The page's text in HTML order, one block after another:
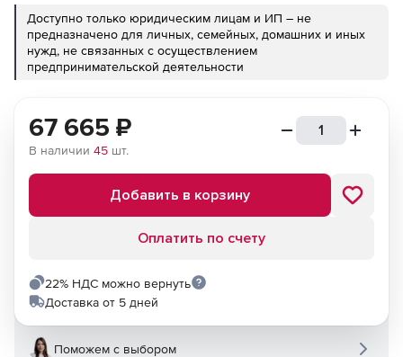
Доступно только юридическим лицам и ИП – не
предназначено для личных, семейных, домашних и иных
нужд, не связанных с осуществлением
предпринимательской деятельности
67 665 ₽
В наличии 45 шт.
Добавить в корзину
Оплатить по счету
22% НДС можно вернуть
Доставка от 5 дней
Поможем с выбором